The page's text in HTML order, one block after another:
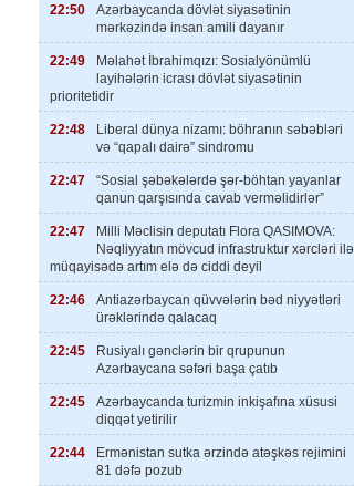
22:50
Azərbaycanda dövlət siyasətinin
mərkəzində insan amili dayanır
22:49
Məlahət İbrahimqızı: Sosialyönümlü
layihələrin icrası dövlət siyasətinin
prioritetidir
22:48
Liberal dünya nizamı: böhranın səbəbləri
və “qapalı dairə” sindromu
22:47
“Sosial şəbəkələrdə şər-böhtan yayanlar
qanun qarşısında cavab verməlidirlər”
22:47
Milli Məclisin deputatı Flora QASIMOVA:
Nəqliyyatın mövcud infrastruktur xərcləri ilə
müqayisədə artım elə də ciddi deyil
22:46
Antiazərbaycan qüvvələrin bəd niyyətləri
ürəklərində qalacaq
22:45
Rusiyalı gənclərin bir qrupunun
Azərbaycana səfəri başa çatıb
22:45
Azərbaycanda turizmin inkişafına xüsusi
diqqət yetirilir
22:44
Ermənistan sutka ərzində atəşkəs rejimini
81 dəfə pozub